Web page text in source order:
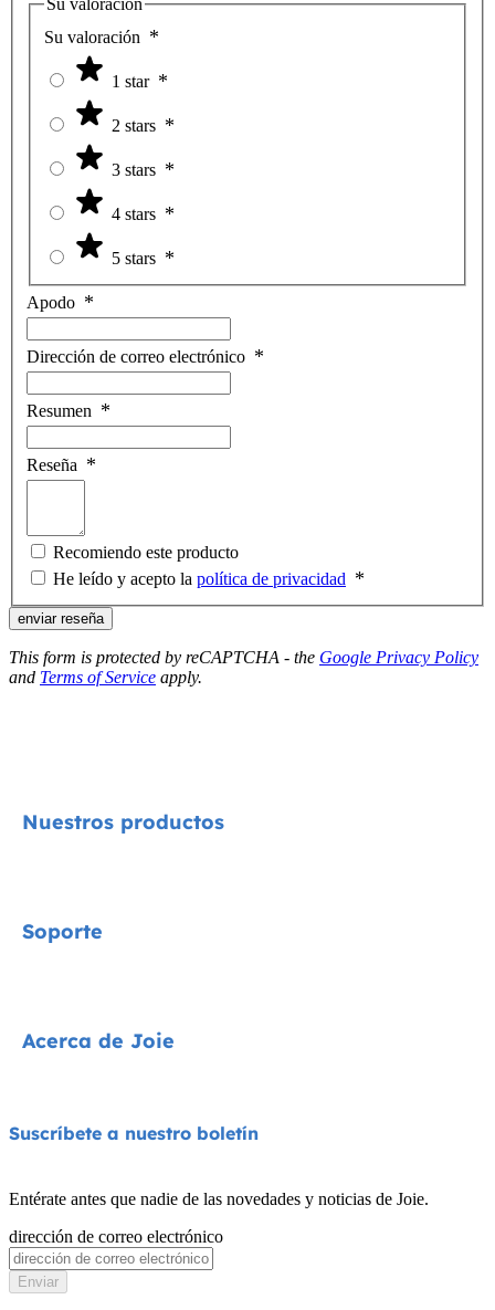
Su valoración
Su valoración
1 star
2 stars
3 stars
4 stars
5 stars
Apodo
Dirección de correo electrónico
Resumen
Reseña
Recomiendo este producto
He leído y acepto la política de privacidad
enviar reseña
This form is protected by reCAPTCHA - the Google Privacy Policy
and Terms of Service apply.
Nuestros productos
Cochecitos
Columpios y hamacas
Cunas
Portabebés
Soporte
Manuales de instrucciones
Sitemap
Acerca de Joie
Quiénes somos
Registra tu producto
Suscríbete a nuestro boletín
Entérate antes que nadie de las novedades y noticias de Joie.
dirección de correo electrónico
Enviar